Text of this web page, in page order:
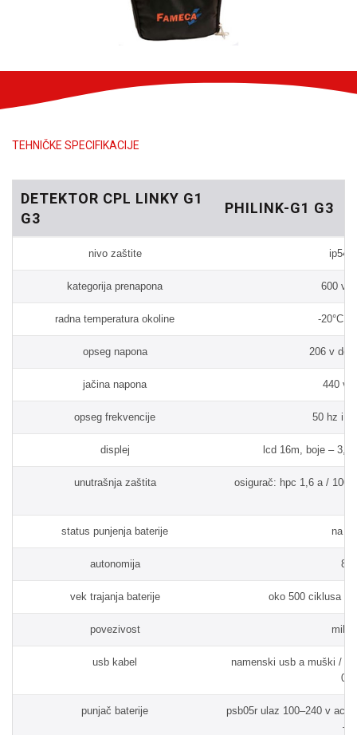
TEHNIČKE SPECIFIKACIJE
DETEKTOR CPL LINKY G1
G3
PHILINK-G1 G3
nivo zaštite ip54
kategorija prenapona 600 v
radna temperatura okoline -20°C
opseg napona 206 v do
jačina napona 440 v
opseg frekvencije 50 hz i
displej lcd 16m, boje –
unutrašnja zaštita
osigurač: hpc 1,6 a /
status punjenja baterije na
autonomija 8
vek trajanja baterije oko 500 ciklusa
povezivost
usb kabel
namenski usb a muški /
punjač baterije
psb05r ulaz 100–240 v ac
–